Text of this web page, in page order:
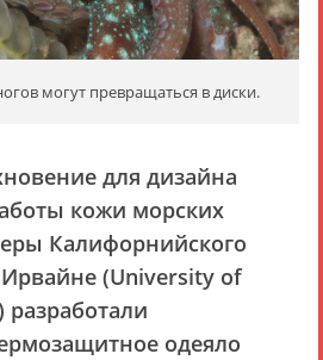
могут превращаться в диски.
для дизайна
кожи морских
Калифорнийского
(University of
одеяло